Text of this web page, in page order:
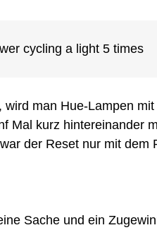
cycling a light 5 times
man Hue-Lampen
Mal kurz hintereinander
der Reset nur mit dem
Sache und ein